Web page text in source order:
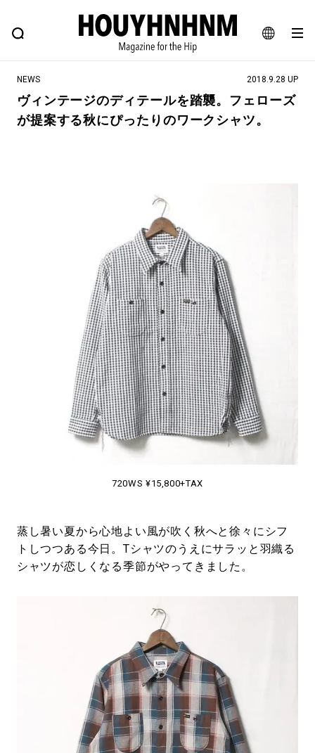
JA
EN
FEATURE BLOG SNAP
ヒップなファッション、カルチャー、ライフスタイルWEBマガジン
#マイナーグッド図鑑
#MONTHLY JOURNAL
#フイナムのYouTube
#Commune H #FOCUS IT #AH.H
#FASHION #MUSIC #MOVIE
#LIFESTYLE #SNEAKER #OUTDOOR
#SPORTS #HANDSOME HANDBOOK
NEWS 2018.9.28 UP
ヴィンテージのディテールを踏襲。フェローズ
が提案する秋にぴったりのワークシャツ。
720WS ¥15,800+TAX
蒸し暑い夏から心地よい風が吹く秋へと徐々にシフ
トしつつある今日。Tシャツのうえにサラッと羽織る
シャツが恋しくなる季節がやってきました。